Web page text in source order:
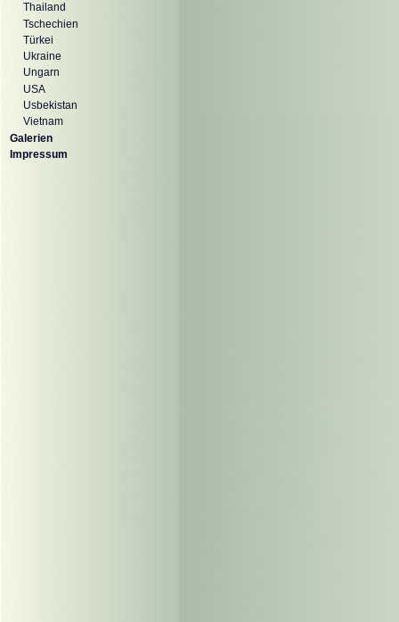
Thailand
Tschechien
Türkei
Ukraine
Ungarn
USA
Usbekistan
Vietnam
Galerien
Impressum